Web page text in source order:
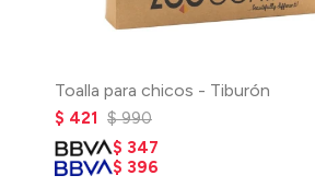
Toalla para chicos - Tiburón
$ 421 $ 990
$ 347
$ 396